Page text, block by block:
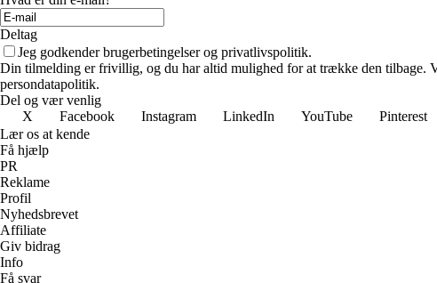
Deltag
Jeg godkender brugerbetingelser og privatlivspolitik.
Din tilmelding er frivillig, og du har altid mulighed for at trække den tilbage.
persondatapolitik.
Del og vær venlig
X
Facebook Instagram LinkedIn YouTube Pinterest
Lær os at kende
Få hjælp
PR
Reklame
Profil
Nyhedsbrevet
Affiliate
Giv bidrag
Info
Få svar